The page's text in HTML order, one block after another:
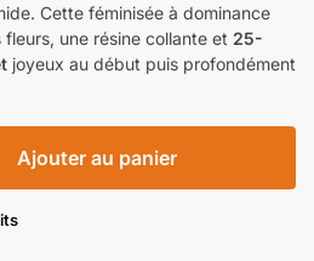
Cette féminisée à dominance
une résine collante et 25-
joyeux au début puis profondément
Ajouter au panier